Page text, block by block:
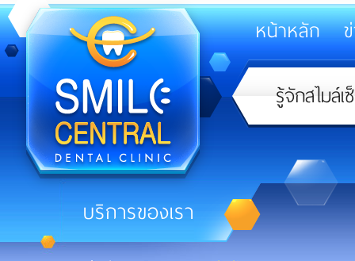
Smile
Central
Primary
navigation
หน้าหลัก
Secondary
navigation
รู้จักสไมล์
บริการของเรา